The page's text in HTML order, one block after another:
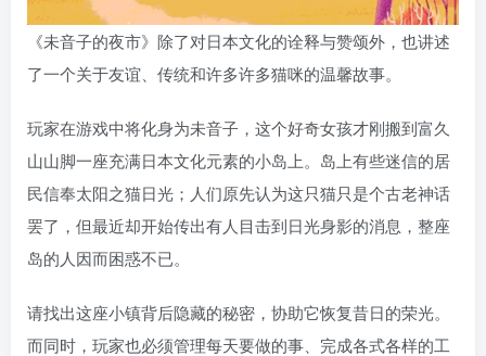
《未音子的夜市》除了对日本文化的诠释与赞颂外，也讲述
了一个关于友谊、传统和许多许多猫咪的温馨故事。
玩家在游戏中将化身为未音子，这个好奇女孩才刚搬到富久
山山脚一座充满日本文化元素的小岛上。岛上有些迷信的居
民信奉太阳之猫日光；人们原先认为这只猫只是个古老神话
罢了，但最近却开始传出有人目击到日光身影的消息，整座
岛的人因而困惑不已。
请找出这座小镇背后隐藏的秘密，协助它恢复昔日的荣光。
而同时，玩家也必须管理每天要做的事、完成各式各样的工